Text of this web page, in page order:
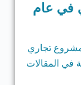
في عام
تجاري
في المقالات